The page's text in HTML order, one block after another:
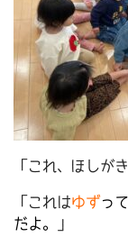
「これ、ほしがき
「これはゆずっ
だよ。
」